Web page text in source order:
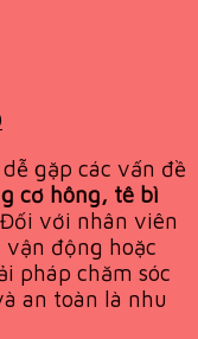
is:
9,799,000 VND.
gặp các vấn đề
cơ hông, tê bì
với nhân viên
động hoặc
pháp chăm sóc
an toàn là nhu